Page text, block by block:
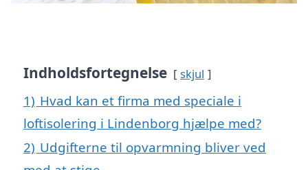
Indholdsfortegnelse skjul
1) Hvad kan et firma med speciale i
loftisolering i Lindenborg hjælpe med?
2) Udgifterne til opvarmning bliver ved